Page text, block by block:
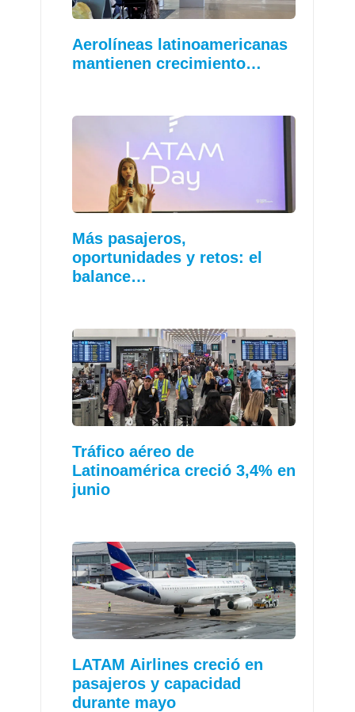
Aerolíneas latinoamericanas
mantienen crecimiento…
Más pasajeros,
oportunidades y retos: el
balance…
Tráfico aéreo de
Latinoamérica creció 3,4% en
junio
LATAM Airlines creció en
pasajeros y capacidad
durante mayo